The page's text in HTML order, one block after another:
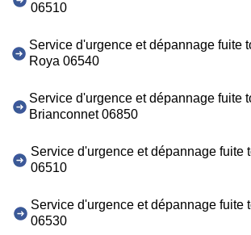
06510
Service d'urgence et dépannage fuite
Roya 06540
Service d'urgence et dépannage fuite
Brianconnet 06850
Service d'urgence et dépannage fuite
06510
Service d'urgence et dépannage fuite
06530